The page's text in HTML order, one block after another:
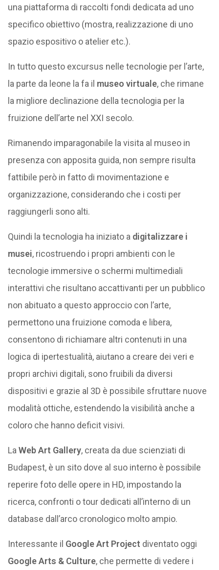
una piattaforma di raccolti fondi dedicata ad uno
specifico obiettivo (mostra, realizzazione di uno
spazio espositivo o atelier etc.).
In tutto questo excursus nelle tecnologie per l’arte,
la parte da leone la fa il museo virtuale, che rimane
la migliore declinazione della tecnologia per la
fruizione dell’arte nel XXI secolo.
Rimanendo imparagonabile la visita al museo in
presenza con apposita guida, non sempre risulta
fattibile però in fatto di movimentazione e
organizzazione, considerando che i costi per
raggiungerli sono alti.
Quindi la tecnologia ha iniziato a digitalizzare i
musei, ricostruendo i propri ambienti con le
tecnologie immersive o schermi multimediali
interattivi che risultano accattivanti per un pubblico
non abituato a questo approccio con l’arte,
permettono una fruizione comoda e libera,
consentono di richiamare altri contenuti in una
logica di ipertestualità, aiutano a creare dei veri e
propri archivi digitali, sono fruibili da diversi
dispositivi e grazie al 3D è possibile sfruttare nuove
modalità ottiche, estendendo la visibilità anche a
coloro che hanno deficit visivi.
La Web Art Gallery, creata da due scienziati di
Budapest, è un sito dove al suo interno è possibile
reperire foto delle opere in HD, impostando la
ricerca, confronti o tour dedicati all’interno di un
database dall’arco cronologico molto ampio.
Interessante il Google Art Project diventato oggi
Google Arts & Culture, che permette di vedere i